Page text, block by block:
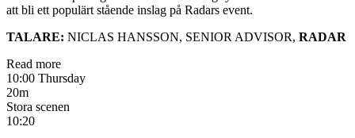
att bli ett populärt stående inslag på Radars event.
TALARE: NICLAS HANSSON, SENIOR ADVISOR, RADAR
Read more
10:00 Thursday
20m
Stora scenen
10:20